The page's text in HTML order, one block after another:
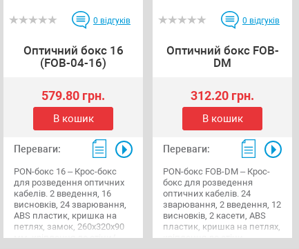
0 відгуків
Оптичний бокс 16
(FOB-04-16)
579.80 грн.
В кошик
Переваги:
PON-бокс 16 – Крос-бокс
для розведення оптичних
кабелів. 2 введення, 16
висновків, 24 зварювання,
ABS пластик, кришка на
петлях, замок, 260х320х90
мм, кріплення до стіни/
0 відгуків
Оптичний бокс FOB-
DM
312.20 грн.
В кошик
Переваги:
PON-бокс FOB-DM – Крос-
бокс для розведення
оптичних кабелів. 24
зварювання, 2 введення, 12
висновків, 2 касети, ABS
пластик, кришка на петлях,
кріплення до стіни,